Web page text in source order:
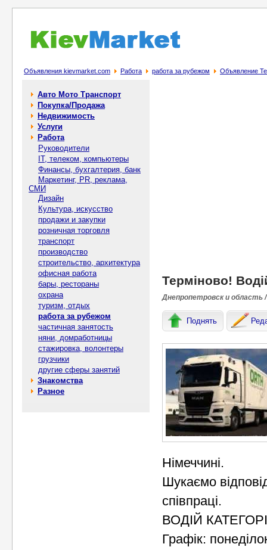
Объявления kievmarket.com Работа работа за рубежом Объявление
Авто Мото Транспорт
Покупка/Продажа
Недвижимость
Услуги
Работа
Руководители
IT, телеком, компьютеры
Финансы, бухгалтерия, банк
Маркетинг, PR, реклама,
СМИ
Дизайн
Культура, искусство
продажи и закупки
розничная торговля
транспорт
производство
строительство, архитектура
офисная работа
бары, рестораны
охрана
туризм, отдых
работа за рубежом
частичная занятость
няни, домработницы
стажировка, волонтеры
грузчики
другие сферы занятий
Знакомства
Разное
Терміново!
Днепропетровск и область
Поднять
Німеччині.
Шукаємо
співпраці.
ВОДІЙ
Графік: